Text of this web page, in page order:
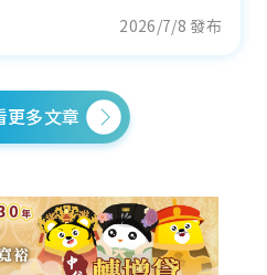
2026/7/8 發布
更多文章